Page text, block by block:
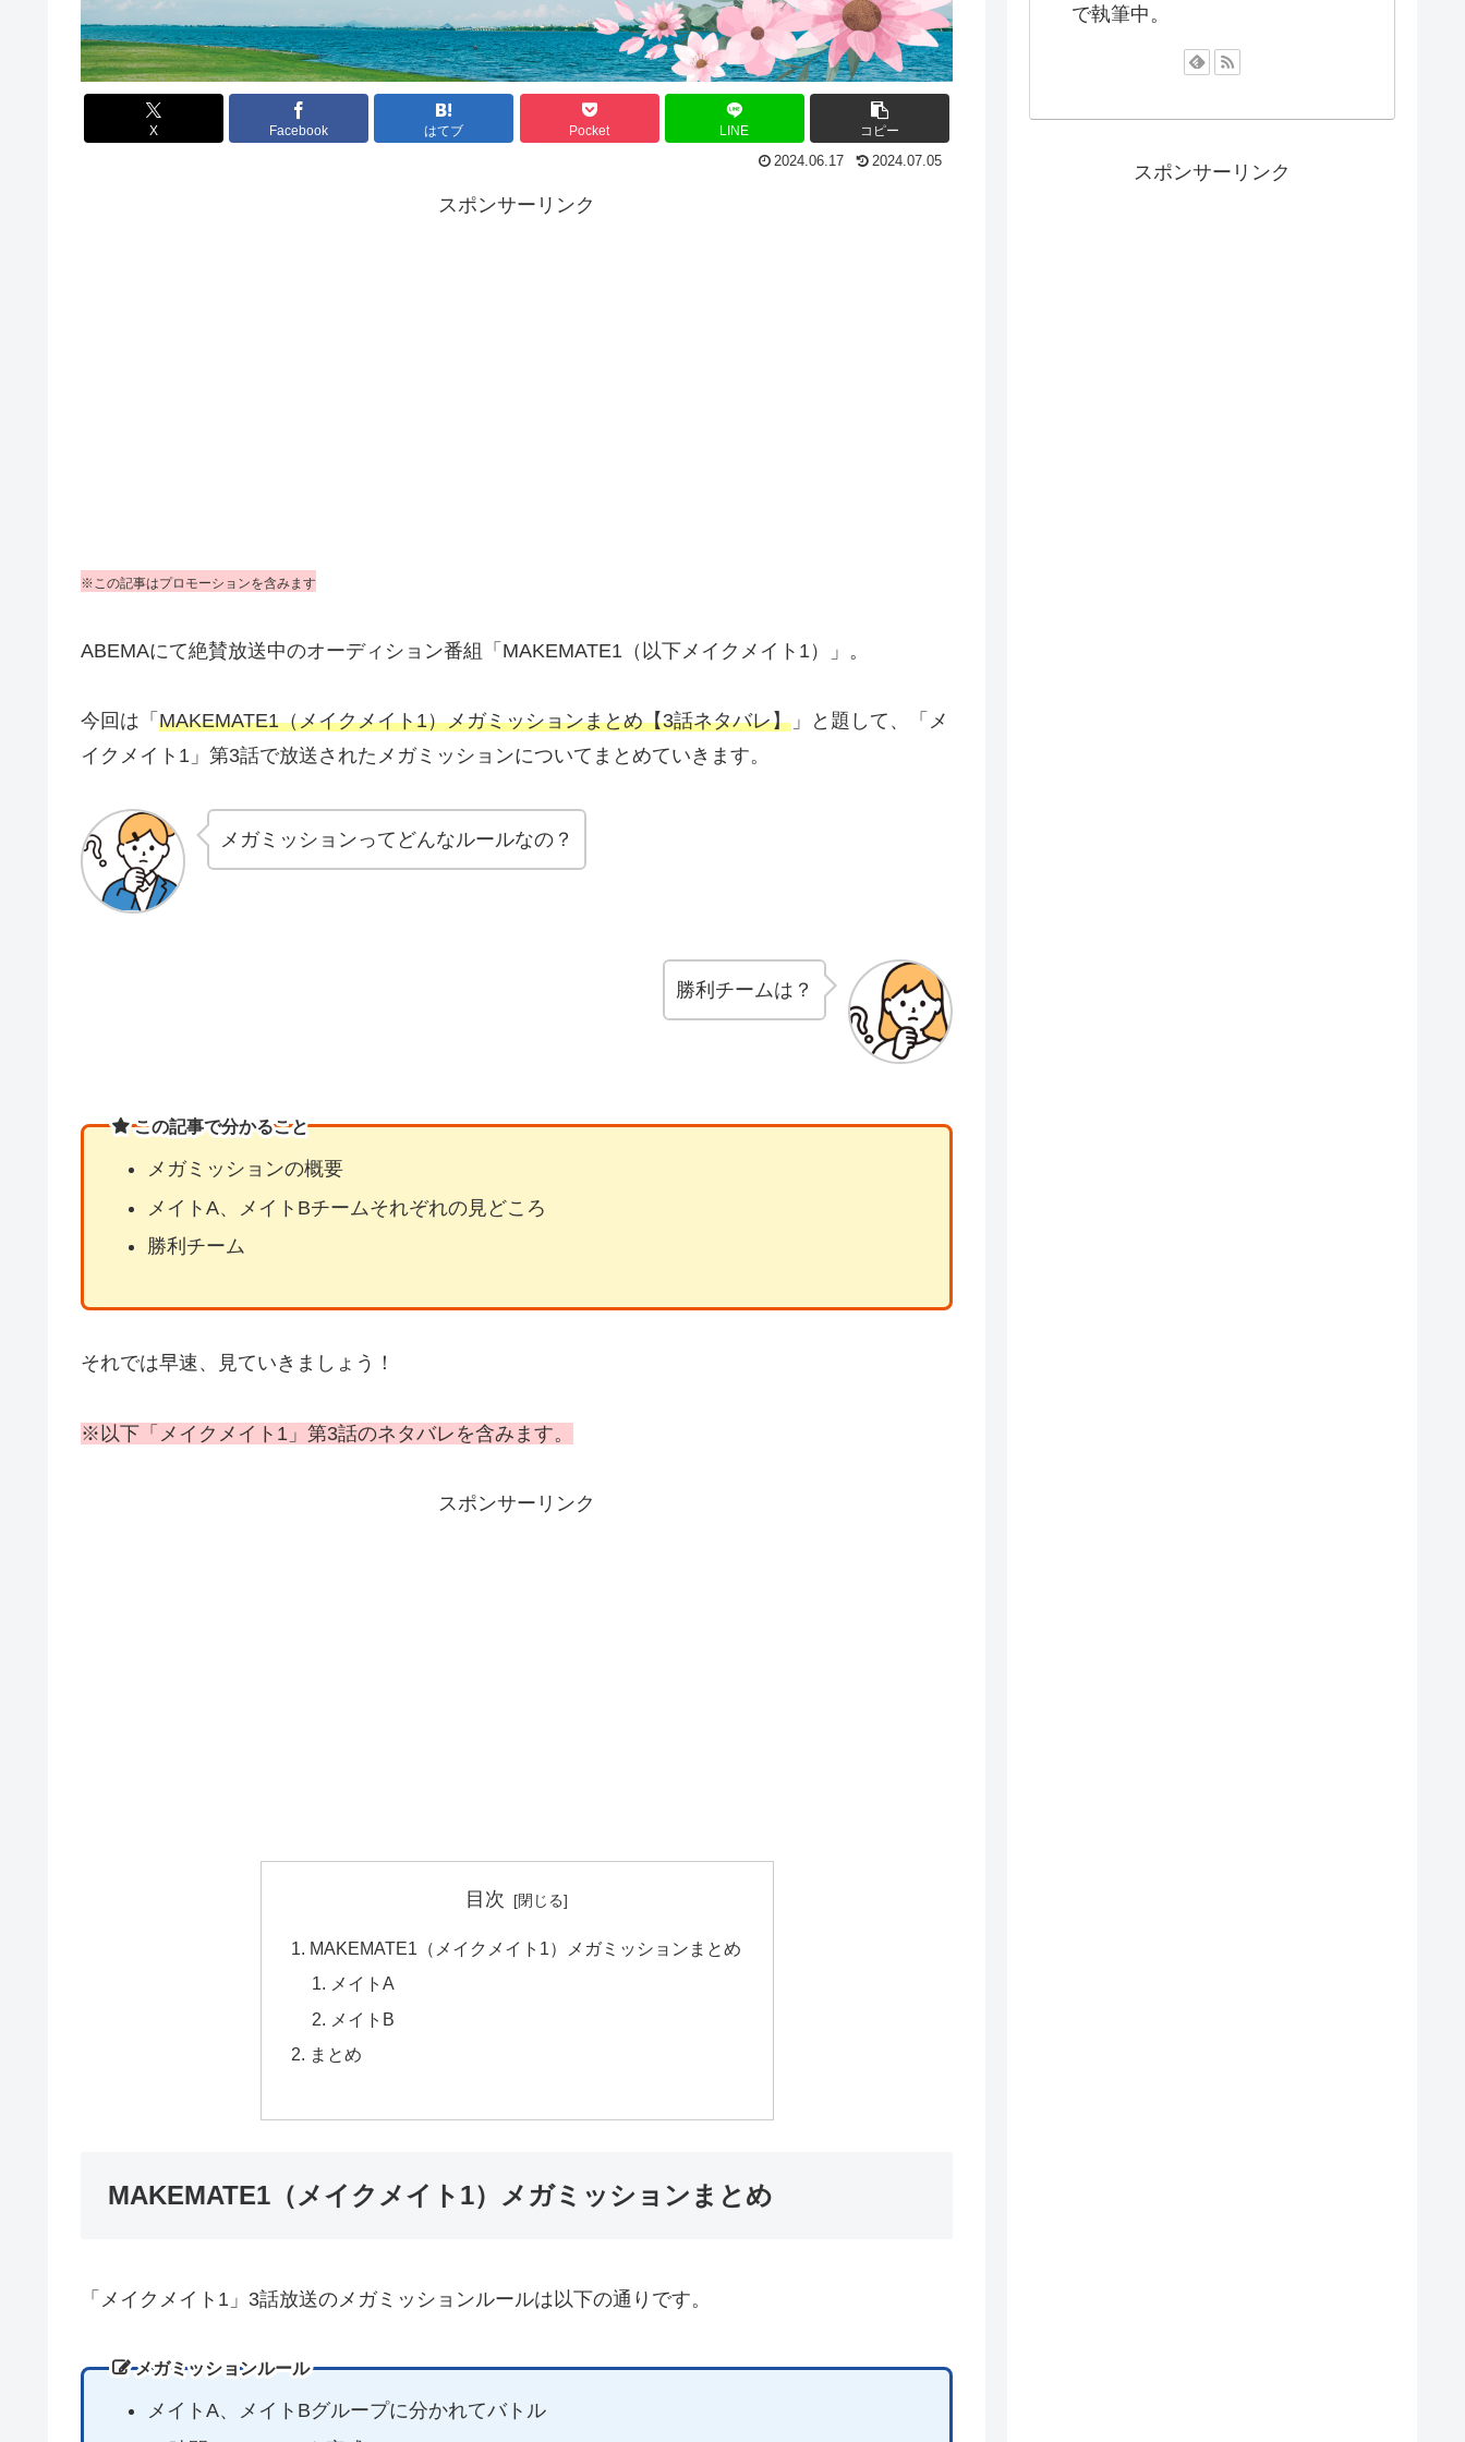
X Facebook はてブ Pocket LINE コピー
2024.06.17 2024.07.05
スポンサーリンク
※この記事はプロモーションを含みます
ABEMAにて絶賛放送中のオーディション番組「MAKEMATE1（以下メイクメイト1）」。
今回は「 MAKEMATE1（メイクメイト1）メガミッションまとめ【3話ネタバレ】 」と題して、「メ
イクメイト1」第3話で放送されたメガミッションについてまとめていきます。
メガミッションってどんなルールなの？
勝利チームは？
この記事で分かること
メガミッションの概要
メイトA、メイトBチームそれぞれの見どころ
勝利チーム
それでは早速、見ていきましょう！
※以下「メイクメイト1」第3話のネタバレを含みます。
スポンサーリンク
目次
MAKEMATE1（メイクメイト1）メガミッションまとめ
メイトA
メイトB
まとめ
MAKEMATE1（メイクメイト1）メガミッションまとめ
「メイクメイト1」3話放送のメガミッションルールは以下の通りです。
メガミッションルール
メイトA、メイトBグループに分かれてバトル
で執筆中。
スポンサーリンク